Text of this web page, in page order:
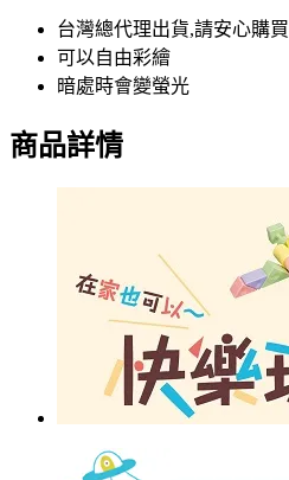
台灣總代理出貨,請安心購買
可以自由彩繪
暗處時會變螢光
商品詳情